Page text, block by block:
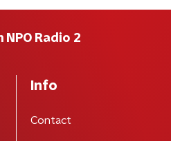
NPO Radio 2
Info
Contact